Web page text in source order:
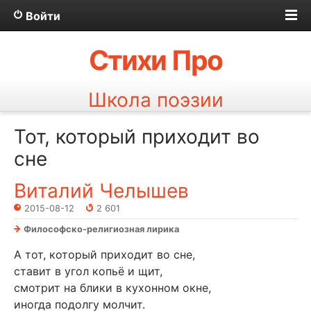
Войти
Стихи Про
Школа поэзии
Тот, который приходит во
сне
Виталий Челышев
2015-08-12
2 601
Философско-религиозная лирика
А тот, который приходит во сне,
ставит в угол копьё и щит,
смотрит на блики в кухонном окне,
иногда подолгу молчит.